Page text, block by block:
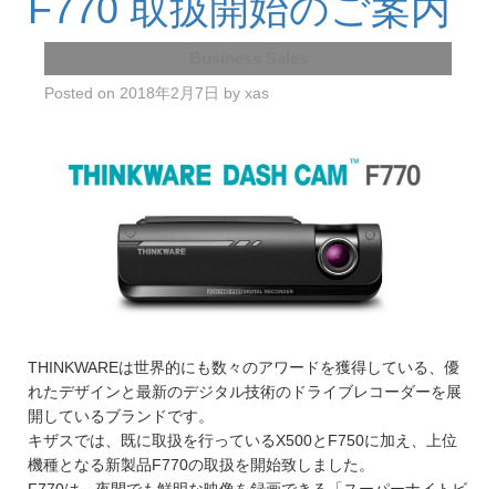
F770 取扱開始のご案内
Posted on 2018年2月7日 by xas
THINKWAREは世界的にも数々のアワードを獲得している、優
れたデザインと最新のデジタル技術のドライブレコーダーを展
開しているブランドです。
キザスでは、既に取扱を行っているX500とF750に加え、上位
機種となる新製品F770の取扱を開始致しました。